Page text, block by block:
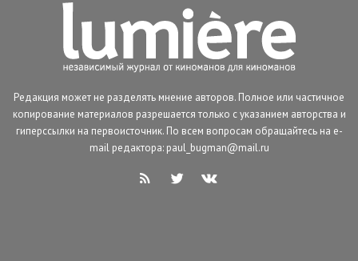
Редакция может не разделять мнение авторов. Полное или частичное
копирование материалов разрешается только с указанием авторства и
гиперссылки на первоисточник. По всем вопросам обращайтесь на e-
mail редактора: paul_bugman@mail.ru